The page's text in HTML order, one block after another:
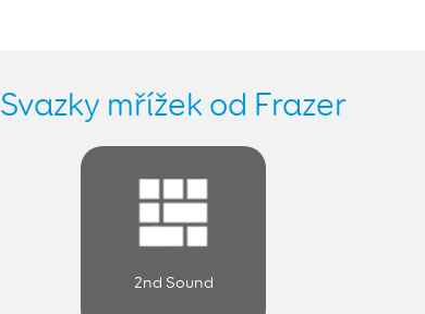
Svazky mřížek od Frazer
2nd Sound